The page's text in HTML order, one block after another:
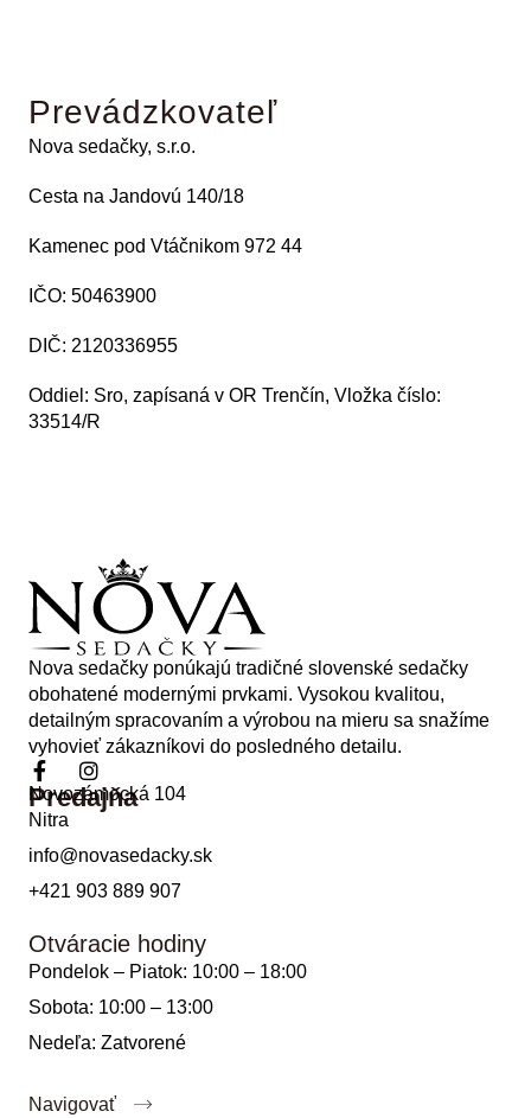
Prevádzkovateľ
Nova sedačky, s.r.o.
Cesta na Jandovú 140/18
Kamenec pod Vtáčnikom 972 44
IČO: 50463900
DIČ: 2120336955
Oddiel: Sro, zapísaná v OR Trenčín, Vložka číslo:
33514/R
Nova sedačky ponúkajú tradičné slovenské sedačky
obohatené modernými prvkami. Vysokou kvalitou,
detailným spracovaním a výrobou na mieru sa snažíme
vyhovieť zákazníkovi do posledného detailu.
Predajňa
Novozámocká 104
Nitra
info@novasedacky.sk
+421 903 889 907
Otváracie hodiny
Pondelok – Piatok: 10:00 – 18:00
Sobota: 10:00 – 13:00
Nedeľa: Zatvorené
Navigovať